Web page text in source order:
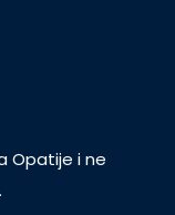
Opatije i ne